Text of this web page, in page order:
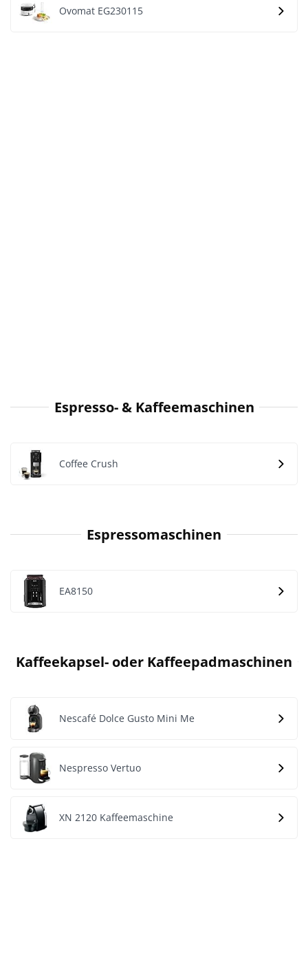
Ovomat EG230115
Espresso- & Kaffeemaschinen
Coffee Crush
Espressomaschinen
EA8150
Kaffeekapsel- oder Kaffeepadmaschinen
Nescafé Dolce Gusto Mini Me
Nespresso Vertuo
XN 2120 Kaffeemaschine